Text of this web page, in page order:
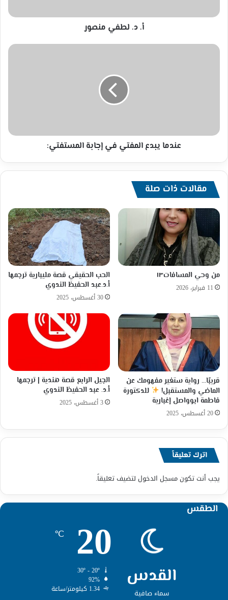
أ. د. لطفي منصور
عندما
عندما يبدع المفتي في إجابة المستفتي:
مقالات ذات صلة
من وحي المسافات١٣
11 فبراير، 2026
الحب الحقيقي قصة مليبارية ترجمها
أ.د.عبد الحفيظ الندوي
30 أغسطس، 2025
قريبًا… رواية ستغير مفهومك عن
الماضي والمستقبل!
للدكتورة
فاطمة ابوواصل إغبارية
20 أغسطس، 2025
الجيل الرابع ​قصة هندية | ترجمها
أ.د. عبد الحفيظ الندوي
3 أغسطس، 2025
اترك تعليقاً
يجب أنت تكونمسجل الدخول لتضيف تعليقاً.
الطقس
القدس
سماء صافية
20
℃
92%
1.34 كيلومتر/ساعة